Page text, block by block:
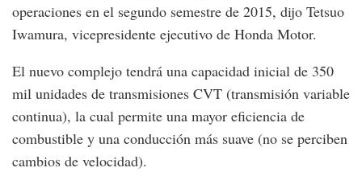
operaciones en el segundo semestre de 2015, dijo Tetsuo
Iwamura, vicepresidente ejecutivo de Honda Motor.
El nuevo complejo tendrá una capacidad inicial de 350
mil unidades de transmisiones CVT (transmisión variable
continua), la cual permite una mayor eficiencia de
combustible y una conducción más suave (no se perciben
cambios de velocidad).